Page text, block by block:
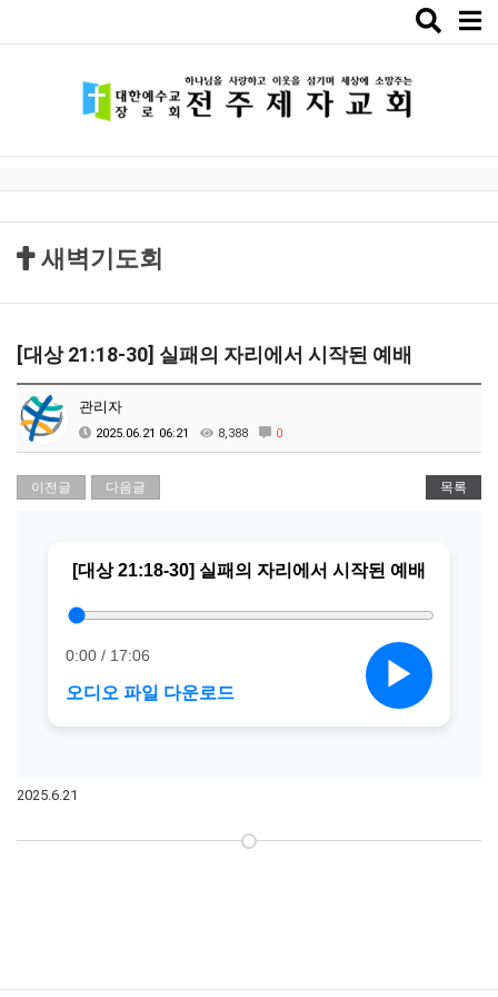
Toggle
새벽기도회
[대상 21:18-30] 실패의 자리에서 시작된 예배
관리자
2025.06.21 06:21 8,388 0
이전글 다음글 목록
2025.6.21